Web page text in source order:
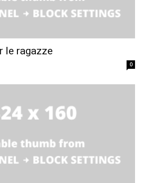
le ragazze
0